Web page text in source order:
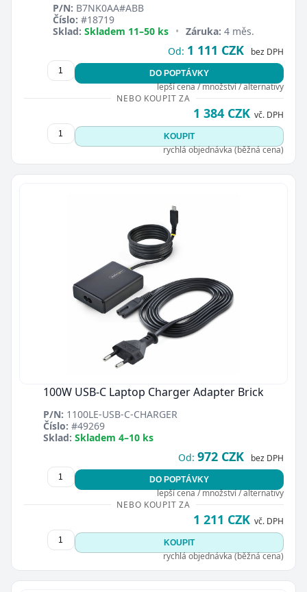
P/N: B7NK0AA#ABB
Číslo: #18719
Sklad: Skladem 11–50 ks • Záruka: 4 měs.
Od: 1 111 CZK bez DPH
DO POPTÁVKY
lepší cena / množství / alternativy
NEBO KOUPIT ZA
1 384 CZK vč. DPH
KOUPIT
rychlá objednávka (běžná cena)
100W USB-C Laptop Charger Adapter Brick
P/N: 1100LE-USB-C-CHARGER
Číslo: #49269
Sklad: Skladem 4–10 ks
Od: 972 CZK bez DPH
DO POPTÁVKY
lepší cena / množství / alternativy
NEBO KOUPIT ZA
1 211 CZK vč. DPH
KOUPIT
rychlá objednávka (běžná cena)